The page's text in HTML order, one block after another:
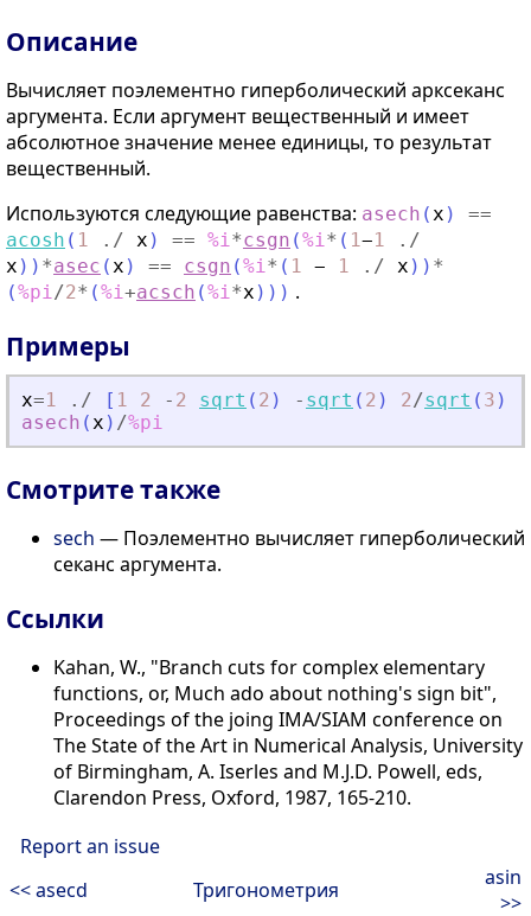
Описание
Вычисляет поэлементно гиперболический арксеканс
аргумента. Если аргумент вещественный и имеет
абсолютное значение менее единицы, то результат
вещественный.
Используются следующие равенства: asech (x )
==
acosh ( 1 ./ x ) == %i*csgn (%i* ( 1−1
./
x ) ) *asec (x ) == csgn (%i* ( 1 − 1 ./ x ) ) *
(%pi/2* (%i+acsch (%i*x ) ) ) .
Примеры
x=1 ./ [ 1 2 - 2 sqrt ( 2 ) - sqrt ( 2 ) 2/sqrt ( 3 )
asech (x ) /%pi
Смотрите также
sech — Поэлементно вычисляет гиперболический
секанс аргумента.
Сcылки
Kahan, W., "Branch cuts for complex elementary
functions, or, Much ado about nothing's sign bit",
Proceedings of the joing IMA/SIAM conference on
The State of the Art in Numerical Analysis, University
of Birmingham, A. Iserles and M.J.D. Powell, eds,
Clarendon Press, Oxford, 1987, 165-210.
Report an issue
<< asecd
Тригонометрия
asin
>>